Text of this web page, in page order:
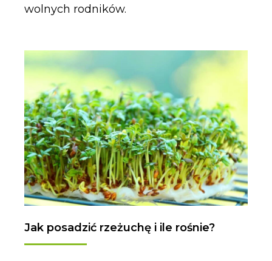
wolnych rodników.
Jak posadzić rzeżuchę i ile rośnie?